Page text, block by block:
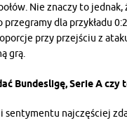
Nie znaczy to
dla przykładu
przy przejściu z
grą.
Bundesligę, Serie A czy
sentymentu najczęściej